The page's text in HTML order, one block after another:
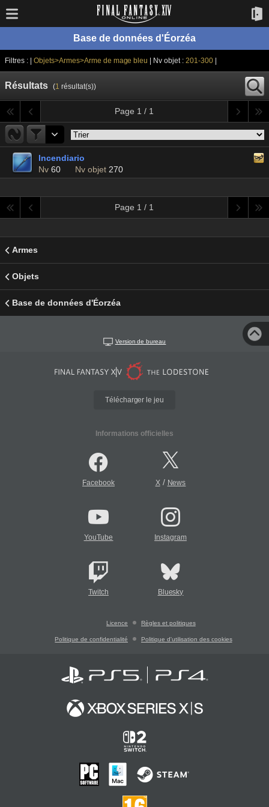
Base de données d'Éorzéa
Filtres : | Objets>Armes>Arme de mage bleu | Nv objet :201-300
Résultats (1 résultat(s))
Page 1 / 1
Incendiario
Nv 60 Nv objet 270
Page 1 / 1
Armes
Objets
Base de données d'Éorzéa
Version de bureau
Télécharger le jeu
Informations officielles
Facebook X/ News
YouTube Instagram
Twitch Bluesky
Licence Règles et politiques
Politique de confidentialité Politique d'utilisation des cookies